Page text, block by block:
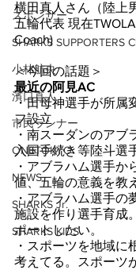
スポンサー
SHARKS SUPPORTERS
小林航央
濱口直人
市民ランナー
ONETOKYO
NEWS
SHARKS Jr.
SHARKS KIDS
横田真人さん（陸上
五輪代表 現在
Coach)
＜今回の話題＞
最近の阿見AC
・田母神選手が所属
フ設立
・南スーダンのアブ
入国手続き等陸斗選
・アブラハム選手か
値、五輪の意義を教
・アブラハム選手の
施設を作り選手育成
ポートしたい。
・スポーツを地域に
考えてる。スポーツ